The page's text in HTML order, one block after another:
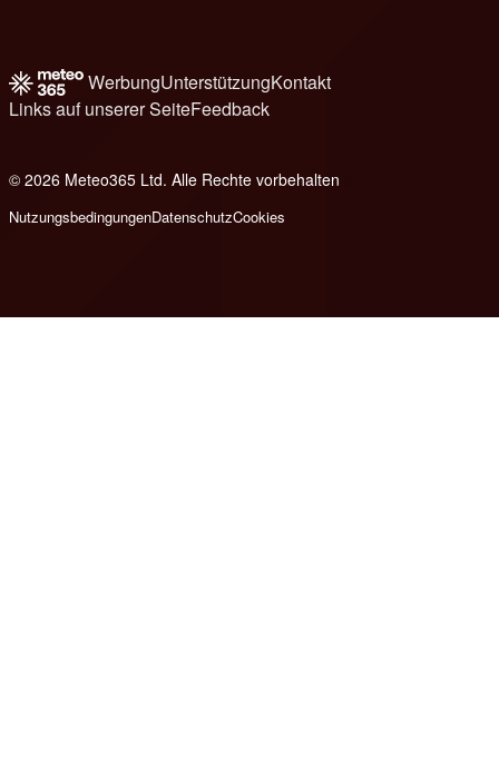
WerbungUnterstützungKontakt
Links auf unserer SeiteFeedback
© 2026 Meteo365 Ltd. Alle Rechte vorbehalten
NutzungsbedingungenDatenschutzCookies